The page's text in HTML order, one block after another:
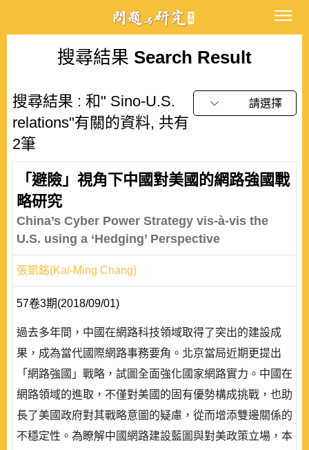
搜尋結果 Search Result
搜尋結果 : 和" Sino-U.S.
relations"有關的資料, 共有
2筆
請選擇
「避險」視角下中國對美國的網路強國戰
略研究
China’s Cyber Power Strategy vis-à-vis the
U.S. using a ‘Hedging’ Perspective
張凱銘(Kai-Ming Chang)
57卷3期(2018/09/01)
過去多年間，中國在網路科技領域取得了突出的建設成
果，成為當代國際網路事務要角。北京當局近期更提出
「網路強國」戰略，試圖全面強化國家網路實力。中國在
網路領域的進取，不僅對美國的固有優勢構成挑戰，也助
長了美國政府對其戰略意圖的疑慮，從而增添雙邊關係的
不穩定性。為瞭解中國網路建設藍圖與對美政策立場，本